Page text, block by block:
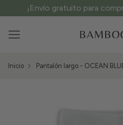
¡Envío gratuito para
Inicio Pantalón largo - OCEAN